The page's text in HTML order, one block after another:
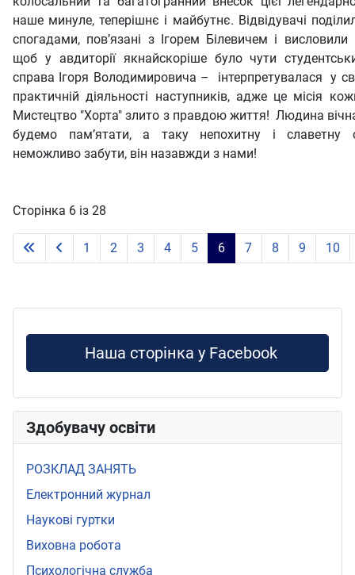
наше минуле, теперішнє і майбутнє. Відвідувачі
спогадами, пов’язані з Ігорем Білевичем і
щоб у авдиторії якнайскоріше було чути
справа Ігоря Володимировича – інтерпретувалася у
практичній діяльності наступників, адже це місія
Мистецтво "Хорта" злито з правдою життя! Людина
будемо пам’ятати, а таку непохитну і славетну
неможливо забути, він назавжди з нами!
Сторінка 6 із 28
1 2 3 4 5 6 7 8 9 10
Наша сторінка у Facebook
Здобувачу освіти
РОЗКЛАД ЗАНЯТЬ
Електронний журнал
Наукові гуртки
Виховна робота
Психологічна служба